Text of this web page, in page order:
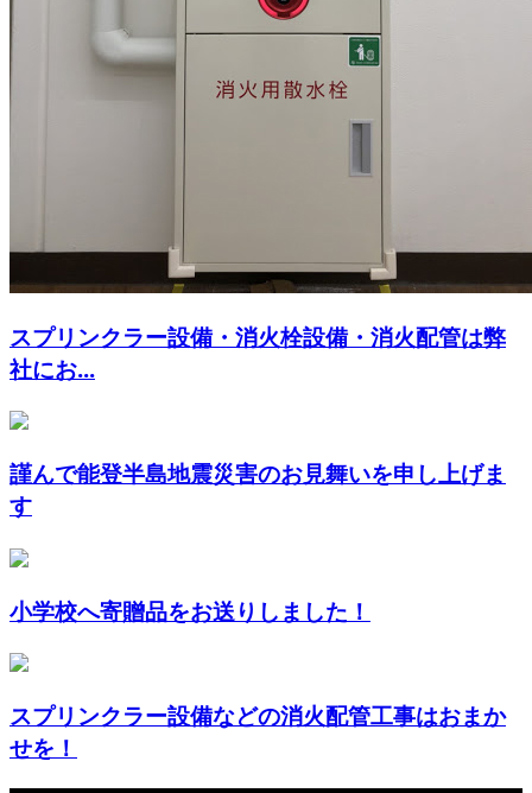
スプリンクラー設備・消火栓設備・消火配管は弊
社にお...
謹んで能登半島地震災害のお見舞いを申し上げま
す
小学校へ寄贈品をお送りしました！
スプリンクラー設備などの消火配管工事はおまか
せを！